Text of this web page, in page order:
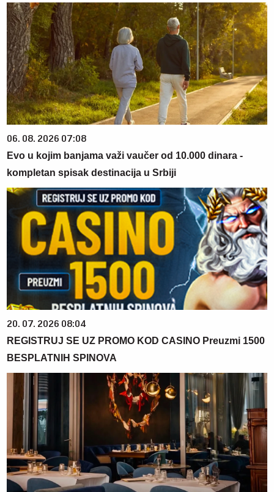
06. 08. 2026 07:08
Evo u kojim banjama važi vaučer od 10.000 dinara -
kompletan spisak destinacija u Srbiji
20. 07. 2026 08:04
REGISTRUJ SE UZ PROMO KOD CASINO Preuzmi 1500
BESPLATNIH SPINOVA